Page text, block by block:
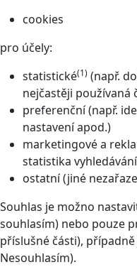
cookies
pro účely:
statistické(1) (např.
nejčastěji používaná
preferenční (např.
nastavení apod.)
marketingové a
statistika
ostatní (jiné
Souhlas je možno
souhlasím) nebo pouze
příslušné části),
Nesouhlasím).